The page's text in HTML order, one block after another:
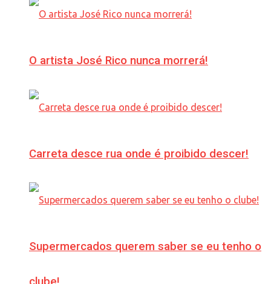
O artista José Rico nunca morrerá!
Carreta desce rua onde é proibido descer!
Supermercados querem saber se eu tenho o